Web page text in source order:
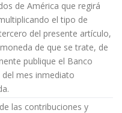
de América que regirá
el tipo de
del presente artículo,
de que se trate, de
publique el Banco
mes inmediato
las contribuciones y